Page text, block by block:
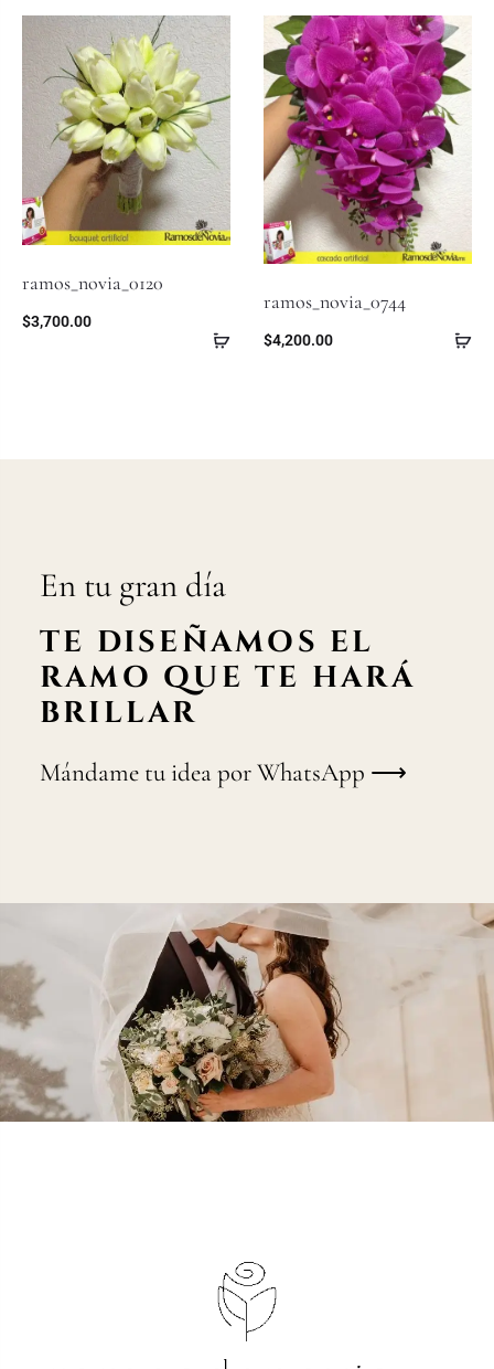
ramos_novia_0120
$3,700.00
ramos_novia_0744
$4,200.00
En tu gran día
TE DISEÑAMOS EL
RAMO QUE TE HARÁ
BRILLAR
Mándame tu idea por WhatsApp ⟶